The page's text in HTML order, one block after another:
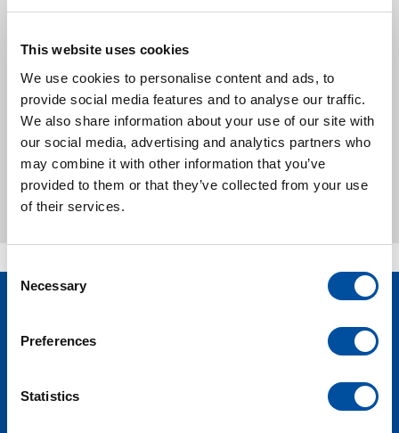
This website uses cookies
We use cookies to personalise content and ads, to
provide social media features and to analyse our traffic.
We also share information about your use of our site with
our social media, advertising and analytics partners who
may combine it with other information that you’ve
provided to them or that they’ve collected from your use
of their services.
Necessary
Preferences
Statistics
van skidding en jack-up systemen graag voor u
systemen via een beveiligde remote verbinding
worden geüpdate, gemonitord en
geprogrammeerd.
Onze filosofie ‘operational simplicity’ zorgt
voor de kracht van eenvoud en gebruiksgemak
in uw bedieningsproces.
social media: